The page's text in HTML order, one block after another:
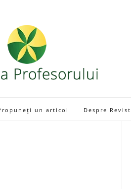
un articol Despre